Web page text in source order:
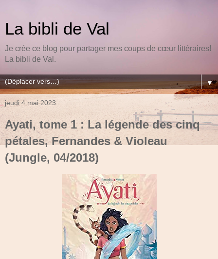
La bibli de Val
Je crée ce blog pour partager mes coups de cœur littéraires!
La bibli de Val.
▼
jeudi 4 mai 2023
Ayati, tome 1 : La légende des cinq
pétales, Fernandes & Violeau
(Jungle, 04/2018)